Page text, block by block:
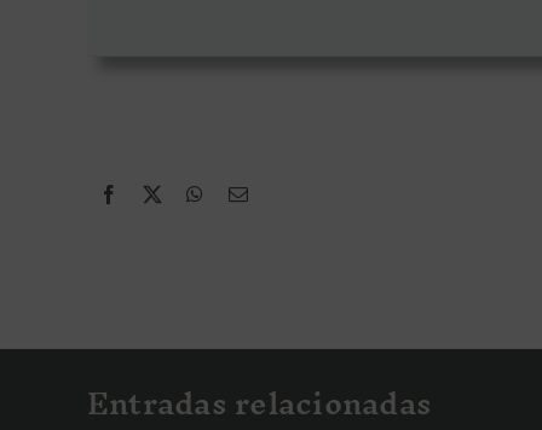
Entradas relacionadas